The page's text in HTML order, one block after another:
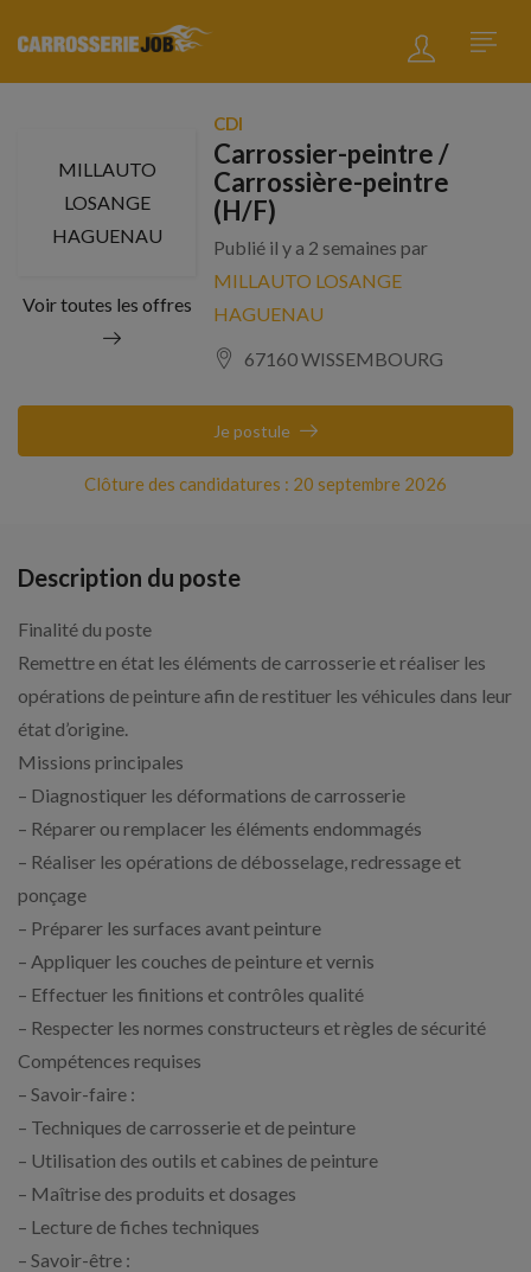
MILLAUTO
LOSANGE
HAGUENAU
Voir toutes les offres
CDI
Carrossier-peintre /
Carrossière-peintre
(H/F)
Publié il y a 2 semaines par
MILLAUTO LOSANGE
HAGUENAU
67160 WISSEMBOURG
Clôture des candidatures : 20 septembre 2026
Je postule
Description du poste
Finalité du poste
Remettre en état les éléments de carrosserie et réaliser les
opérations de peinture afin de restituer les véhicules dans leur
état d’origine.
Missions principales
– Diagnostiquer les déformations de carrosserie
– Réparer ou remplacer les éléments endommagés
– Réaliser les opérations de débosselage, redressage et
ponçage
– Préparer les surfaces avant peinture
– Appliquer les couches de peinture et vernis
– Effectuer les finitions et contrôles qualité
– Respecter les normes constructeurs et règles de sécurité
Compétences requises
– Savoir-faire :
– Techniques de carrosserie et de peinture
– Utilisation des outils et cabines de peinture
– Maîtrise des produits et dosages
– Lecture de fiches techniques
– Savoir-être :